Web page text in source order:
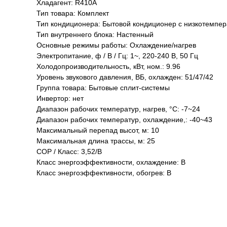
Хладагент: R410A
Тип товара: Комплект
Тип кондиционера: Бытовой кондиционер с
Тип внутреннего блока: Настенный
Основные режимы работы: Охлаждение/нагрев
Электропитание, ф / В / Гц: 1~, 220-240 В, 50 Гц
Холодопроизводительность, кВт, ном.: 9.96
Уровень звукового давления, ВБ, охлажден: 51/47/42
Группа товара: Бытовые сплит-системы
Инвертор: нет
Диапазон рабочих температур, нагрев, °C: -7~24
Диапазон рабочих температур, охлаждение,: -40~43
Максимальный перепад высот, м: 10
Максимальная длина трассы, м: 25
COP / Класс: 3,52/B
Класс энергоэффективности, охлаждение: B
Класс энергоэффективности, обогрев: B